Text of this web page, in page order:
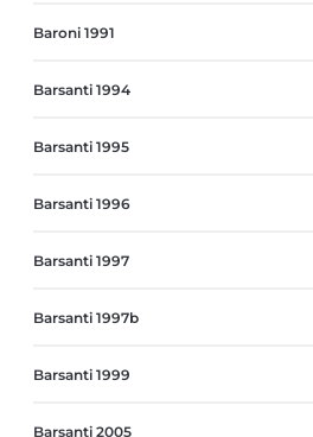
Baroni 1991
Barsanti 1994
Barsanti 1995
Barsanti 1996
Barsanti 1997
Barsanti 1997b
Barsanti 1999
Barsanti 2005